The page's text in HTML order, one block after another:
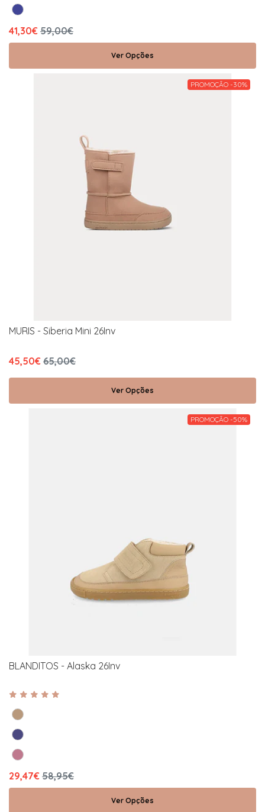
41,30€ 59,00€
Ver Opções
PROMOÇÃO -30%
MURIS - Siberia Mini 26Inv
45,50€ 65,00€
Ver Opções
PROMOÇÃO -50%
BLANDITOS - Alaska 26Inv
29,47€ 58,95€
Ver Opções